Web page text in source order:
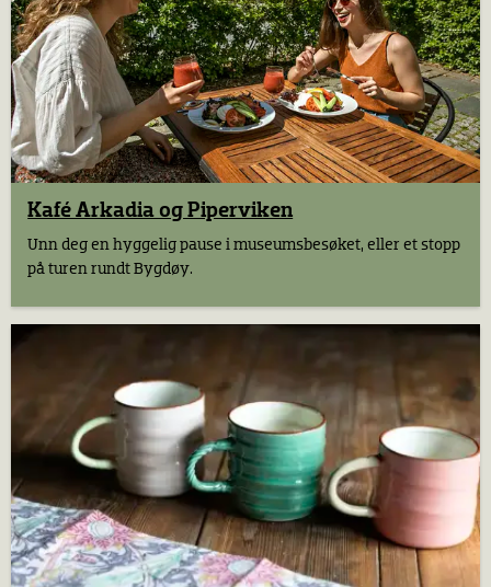
Kafé Arkadia og Piperviken
Unn deg en hyggelig pause i museumsbesøket, eller et stopp
på turen rundt Bygdøy.